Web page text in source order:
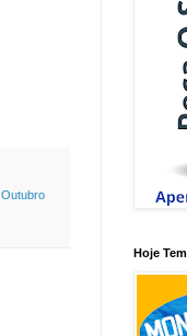
Outubro
Hoje